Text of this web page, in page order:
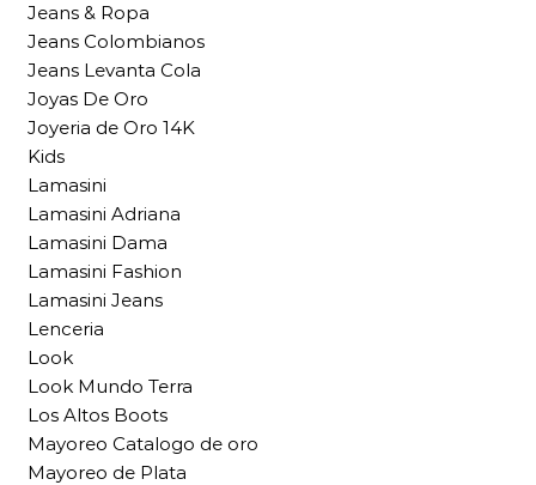
Jeans & Ropa
Jeans Colombianos
Jeans Levanta Cola
Joyas De Oro
Joyeria de Oro 14K
Kids
Lamasini
Lamasini Adriana
Lamasini Dama
Lamasini Fashion
Lamasini Jeans
Lenceria
Look
Look Mundo Terra
Los Altos Boots
Mayoreo Catalogo de oro
Mayoreo de Plata